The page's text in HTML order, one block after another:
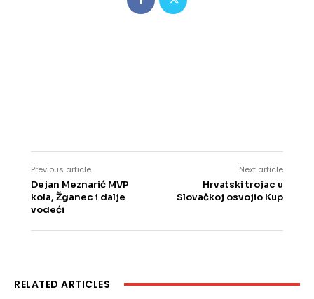
Previous article
Dejan Meznarić MVP
kola, Žganec i dalje
vodeći
Next article
Hrvatski trojac u
Slovačkoj osvojio Kup
RELATED ARTICLES